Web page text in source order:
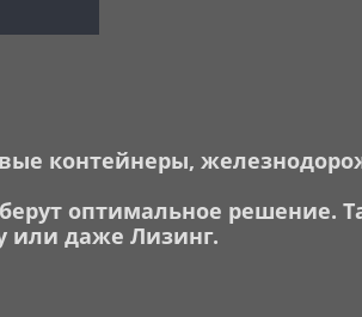
контейнеры, ж
оптимальное решение.
или даже Лизинг.